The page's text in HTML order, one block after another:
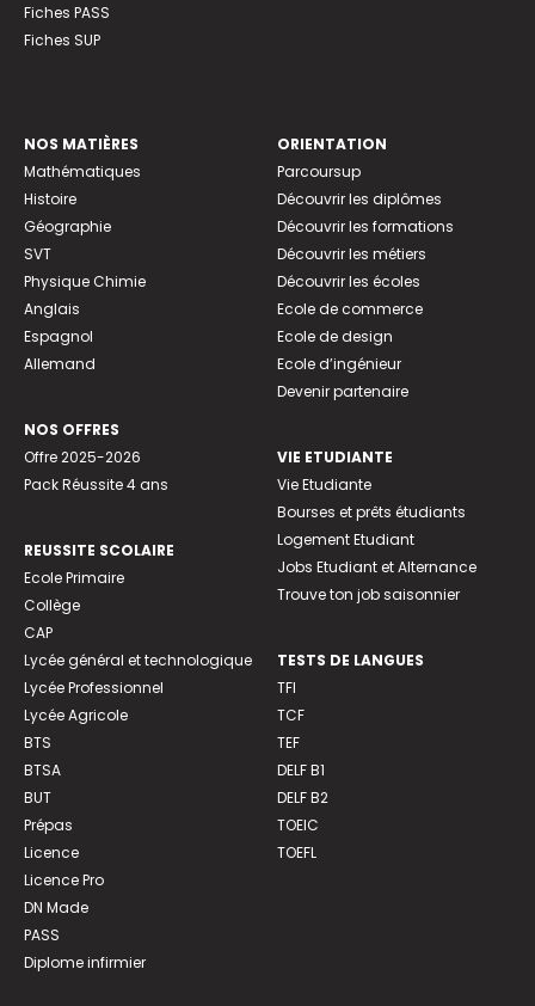
Fiches PASS
Fiches SUP
NOS MATIÈRES
Mathématiques
Histoire
Géographie
SVT
Physique Chimie
Anglais
Espagnol
Allemand
NOS OFFRES
Offre 2025-2026
Pack Réussite 4 ans
REUSSITE SCOLAIRE
Ecole Primaire
Collège
CAP
Lycée général et technologique
Lycée Professionnel
Lycée Agricole
BTS
BTSA
BUT
Prépas
Licence
Licence Pro
DN Made
PASS
Diplome infirmier
ORIENTATION
Parcoursup
Découvrir les diplômes
Découvrir les formations
Découvrir les métiers
Découvrir les écoles
Ecole de commerce
Ecole de design
Ecole d’ingénieur
Devenir partenaire
VIE ETUDIANTE
Vie Etudiante
Bourses et prêts étudiants
Logement Etudiant
Jobs Etudiant et Alternance
Trouve ton job saisonnier
TESTS DE LANGUES
TFI
TCF
TEF
DELF B1
DELF B2
TOEIC
TOEFL